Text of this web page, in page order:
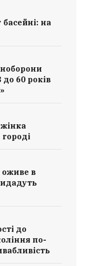
на
до 60 років
в
до
по-